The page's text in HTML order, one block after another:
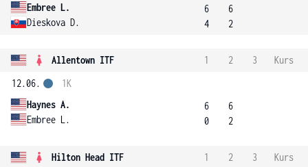
Embree L.
Dieskova D.
6
4
6
2
Allentown ITF 1 2 3
Kurs
12.06.
Haynes A.
Embree L.
1K
6
0
6
2
Hilton Head ITF 1 2 3
Kurs